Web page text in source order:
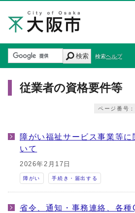
検索 検索ヘルプ
従業者の資格要件等
ページ番号
障がい福祉サービス事業等に
いて
2026年2月17日
障がい 手続き・届出する
省令、通知・事務連絡、各種